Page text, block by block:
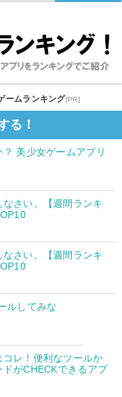
ームランキング[PR]
る！
美少女ゲームアプリ
さい。【週間ランキ
さい。【週間ランキ
ルしてみな
レ！便利なツールか
がCHECKできるアプ